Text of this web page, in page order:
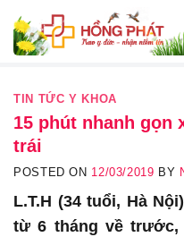
Skip
TIN TỨC Y KHOA
15 phút nhanh gọn
trái
POSTED ON 12/03/2019 BY
L.T.H (34 tuổi, Hà
từ 6 tháng về